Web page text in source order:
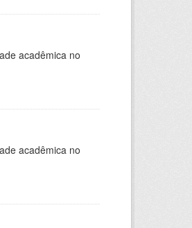
acadêmica no
acadêmica no